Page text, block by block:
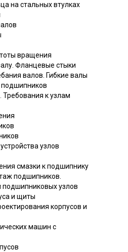
на стальных втулках
вращения
Фланцевые стыки
валов. Гибкие валы
подшипников
к узлам
узлов
смазки к подшипнику
подшипников.
узлов
и щиты
корпусов и
машин с